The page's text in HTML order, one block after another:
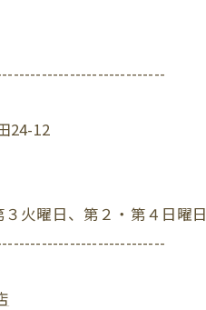
24-12
火曜日、第２・第４日曜日